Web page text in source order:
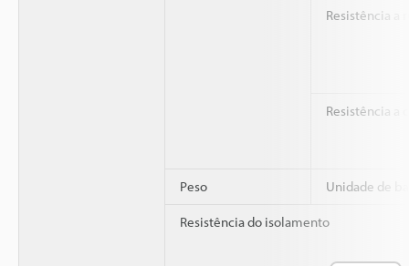
Resistência a
Resistência a
Peso Unidade de
Resistência do isolamento